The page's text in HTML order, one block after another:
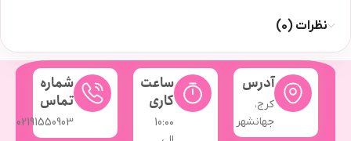
نظرات (0)
آدرس
کرج،
جهانشهر
ساعت
کاری
10:۰۰
شماره
تماس
02191550903